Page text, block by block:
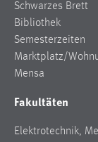
Schwarzes Brett
Bibliothek
Semesterzeiten
Marktplatz/
Mensa
Fakultäten
Elektrotechnik,